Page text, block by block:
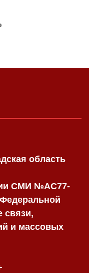
область
СМИ №AC77-
связи,
и массовых